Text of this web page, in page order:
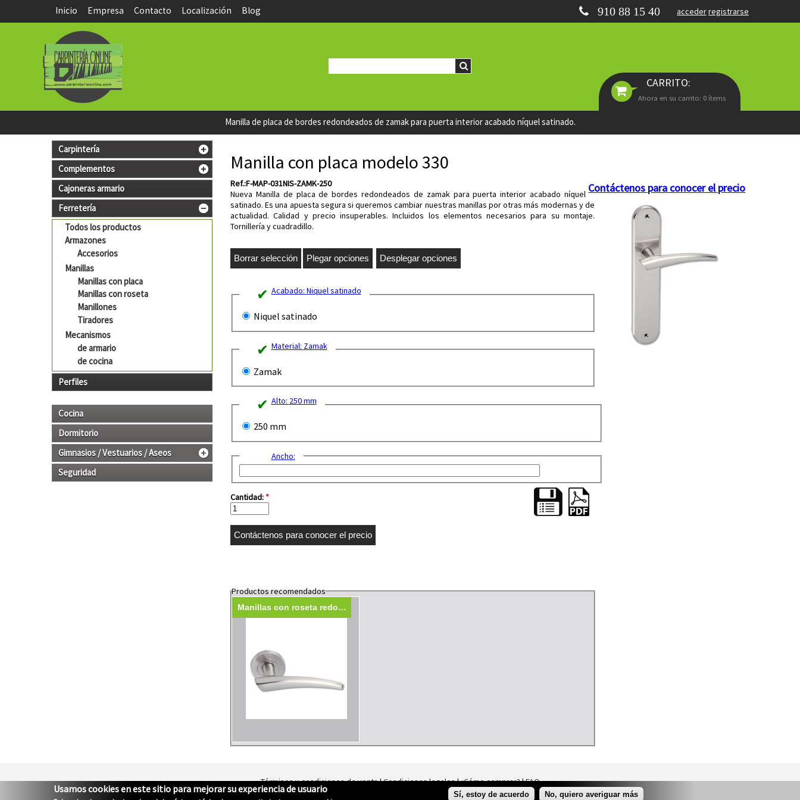
Manilla de placa de bordes redondeados de zamak para puerta interior acabado níquel satinado.
Inicio Empresa Contacto Localización Blog accederregistrarse
910 88 15 40
CARRITO:
Ahora en su carrito: 0 ítems
Carpintería
Complementos
Cajoneras armario
Ferretería
Todos los productos
Armazones
Accesorios
Manillas
Manillas con placa
Manillas con roseta
Manillones
Tiradores
Mecanismos
de armario
de cocina
Perfiles
Cocina
Dormitorio
Gimnasios / Vestuarios / Aseos
Seguridad
Manilla con placa modelo 330
Contáctenos para conocer el precio
Ref.:F-MAP-031NIS-ZAMK-250
Nueva Manilla de placa de bordes redondeados de zamak para puerta interior acabado níquel
satinado. Es una apuesta segura si queremos cambiar nuestras manillas por otras más modernas y de
actualidad. Calidad y precio insuperables. Incluidos los elementos necesarios para su montaje.
Tornillería y cuadradillo.
Acabado: Niquel satinado
Niquel satinado
Material: Zamak
Zamak
Alto: 250 mm
250 mm
Ancho:
Cantidad:*
Productos recomendados
Manillas con roseta redonda modelo 330
Términos y condiciones de venta|Condiciones legales|¿Cómo comprar?|FAQ
Rationalize eCommerce v0.125.1/t0.64.1/mt es un producto desarrollado porSecond Episode S.L.
Usamos cookies en este sitio para mejorar su experiencia de usuario Sí, estoy de acuerdo No, quiero averiguar más